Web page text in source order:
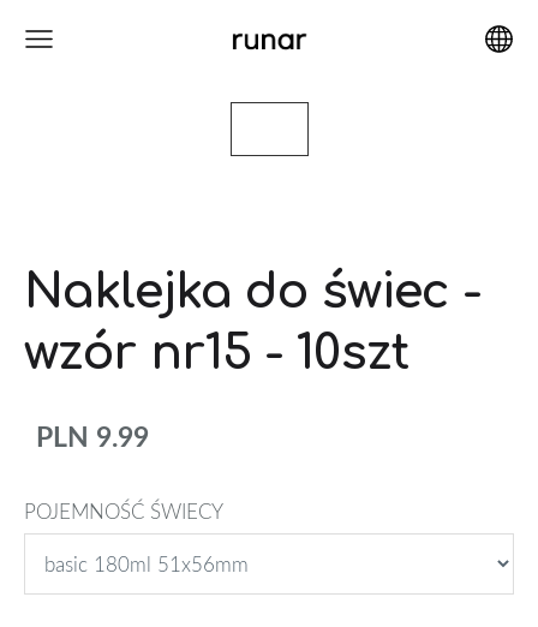
Naklejka do świec -
wzór nr15 - 10szt
PLN 9.99
POJEMNOŚĆ ŚWIECY